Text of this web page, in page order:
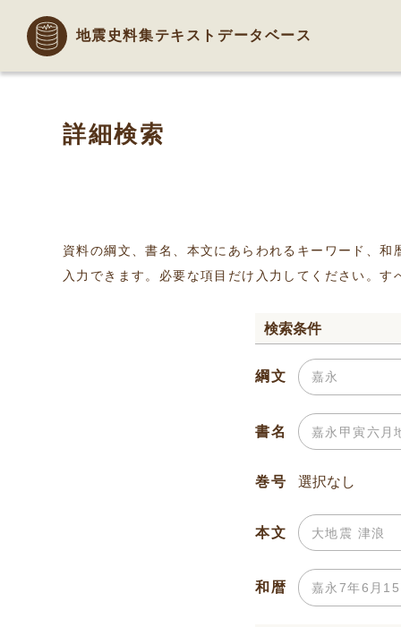
地震史料集テキストデータベース
詳細検索
資料の綱文、書名、本文にあらわれるキーワード、
入力できます。必要な項目だけ入力してください。
検索条件
綱文
書名
巻号
本文
和暦